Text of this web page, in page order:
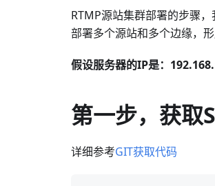
RTMP源站集群部署的步骤
部署多个源站和多个边缘，形
假设服务器的IP是：
第一步，获取
详细参考GIT获取代码